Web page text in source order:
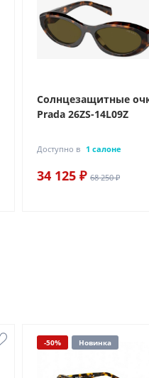
Солнцезащитные
Prada 26ZS-14L09Z
Доступно в 1 салоне
34 125 ₽ 68 250 ₽
-50% Новинка